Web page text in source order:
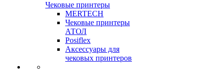
Чековые принтеры
MERTECH
Чековые принтеры
АТОЛ
Posiflex
Аксессуары для
чековых принтеров